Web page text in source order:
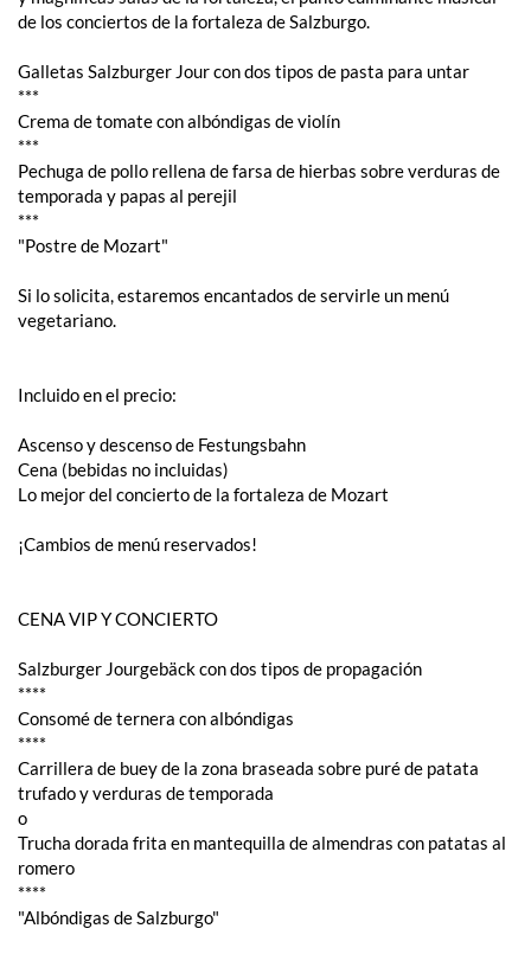
de los conciertos de la fortaleza de Salzburgo.
Galletas Salzburger Jour con dos tipos de pasta para untar
***
Crema de tomate con albóndigas de violín
***
Pechuga de pollo rellena de farsa de hierbas sobre verduras de
temporada y papas al perejil
***
"Postre de Mozart"
Si lo solicita, estaremos encantados de servirle un menú
vegetariano.
Incluido en el precio:
Ascenso y descenso de Festungsbahn
Cena (bebidas no incluidas)
Lo mejor del concierto de la fortaleza de Mozart
¡Cambios de menú reservados!
CENA VIP Y CONCIERTO
Salzburger Jourgebäck con dos tipos de propagación
****
Consomé de ternera con albóndigas
****
Carrillera de buey de la zona braseada sobre puré de patata
trufado y verduras de temporada
o
Trucha dorada frita en mantequilla de almendras con patatas al
romero
****
"Albóndigas de Salzburgo"